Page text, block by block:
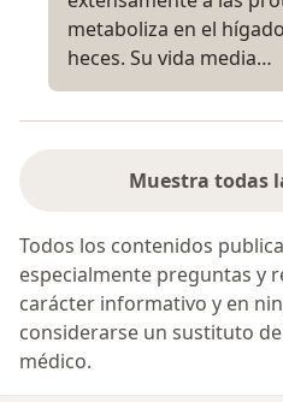
metaboliza en el
heces. Su vida media…
Muestra todas
Todos los contenidos
especialmente preguntas y
carácter informativo y en
considerarse un sustituto
médico.